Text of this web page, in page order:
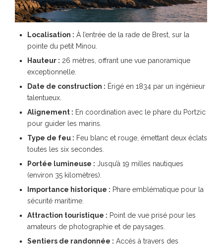
Localisation : À l’entrée de la rade de Brest, sur la
pointe du petit Minou.
Hauteur : 26 mètres, offrant une vue panoramique
exceptionnelle.
Date de construction : Érigé en 1834 par un ingénieur
talentueux.
Alignement : En coordination avec le phare du Portzic
pour guider les marins.
Type de feu : Feu blanc et rouge, émettant deux éclats
toutes les six secondes.
Portée lumineuse : Jusqu’à 19 milles nautiques
(environ 35 kilomètres).
Importance historique : Phare emblématique pour la
sécurité maritime.
Attraction touristique : Point de vue prisé pour les
amateurs de photographie et de paysages.
Sentiers de randonnée : Accès à travers des